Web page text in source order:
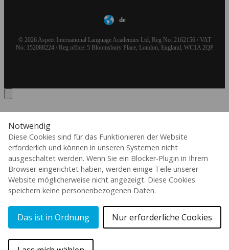
Notwendig
Diese Cookies sind für das Funktionieren der Website
erforderlich und können in unseren Systemen nicht
ausgeschaltet werden. Wenn Sie ein Blocker-Plugin in Ihrem
Browser eingerichtet haben, werden einige Teile unserer
Website möglicherweise nicht angezeigt. Diese Cookies
speichern keine personenbezogenen Daten.
Das ist in Ordnung Nur erforderliche Cookies
de
© 2026 Aspect International Language Academies Ltd, Reg No: 2162156 / VAT
No: 152088224 / Reg office: 5 Bloomsbury Place, London, England, WC1A 2QP
Kaplan International Languages
wurde von Inspirit Capital erworben.
Kaplan Inc. und seine Tochtergesellschaften
übernehmen keinerlei Verantwortung für die hier
dargestellten Inhalte und Materialien. Die
Nutzung der Marke KAPLAN
INTERNATIONAL LANGUAGES erfolgt auf
Grundlage einer von Kaplan, Inc. gewährten
Übergangslizenz.